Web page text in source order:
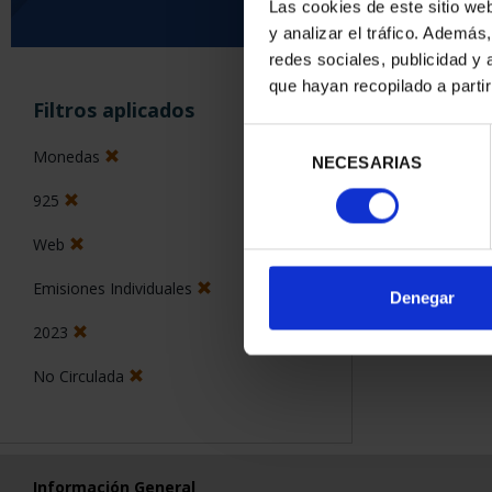
Las cookies de este sitio
y analizar el tráfico.
redes sociales, publicidad y
que hayan recopilado a
consentimiento
NECESARIAS
Denegar
Filtros aplicados
Monedas
925
Web
Emisiones Individuales
2023
No Circulada
0 Productos
Información General